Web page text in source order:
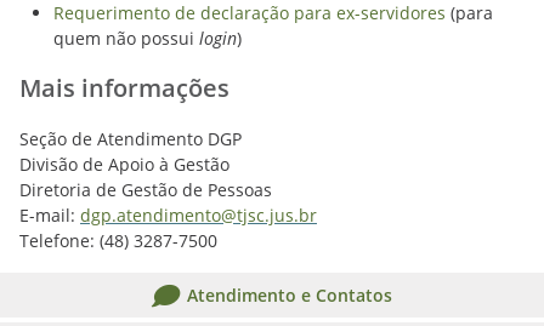
Requerimento de declaração para ex-servidores (para
quem não possui login)
Mais informações
Seção de Atendimento DGP
Divisão de Apoio à Gestão
Diretoria de Gestão de Pessoas
E-mail: dgp.atendimento@tjsc.jus.br
Telefone: (48) 3287-7500
Atendimento e Contatos